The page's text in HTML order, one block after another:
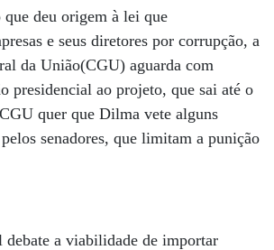
deu origem à lei que
e seus diretores por corrupção, a
da União(CGU) aguarda com
presidencial ao projeto, que sai até o
quer que Dilma vete alguns
senadores, que limitam a punição
debate a viabilidade de importar